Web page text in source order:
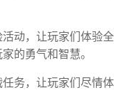
动，让玩家们体验
的勇气和智慧。
务，让玩家们尽情